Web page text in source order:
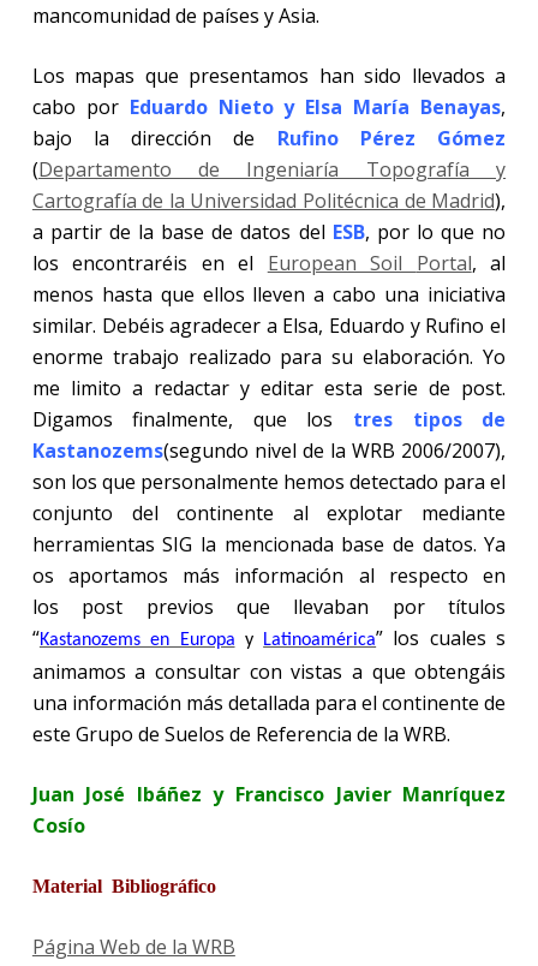
mancomunidad de países y Asia.
Los mapas que presentamos han sido llevados a
cabo por Eduardo Nieto y Elsa María Benayas,
bajo la dirección de Rufino Pérez Gómez
(Departamento de Ingeniaría Topografía y
Cartografía de la Universidad Politécnica de Madrid),
a partir de la base de datos del ESB, por lo que no
los encontraréis en el European Soil Portal, al
menos hasta que ellos lleven a cabo una iniciativa
similar. Debéis agradecer a Elsa, Eduardo y Rufino el
enorme trabajo realizado para su elaboración. Yo
me limito a redactar y editar esta serie de post.
Digamos finalmente, que los tres tipos de
Kastanozems(segundo nivel de la WRB 2006/2007),
son los que personalmente hemos detectado para el
conjunto del continente al explotar mediante
herramientas SIG la mencionada base de datos. Ya
os aportamos más información al respecto en
los post previos que llevaban por títulos
“Kastanozems en Europa y Latinoamérica” los cuales s
animamos a consultar con vistas a que obtengáis
una información más detallada para el continente de
este Grupo de Suelos de Referencia de la WRB.
Juan José Ibáñez y Francisco Javier Manríquez
Cosío
Material Bibliográfico
Página Web de la WRB